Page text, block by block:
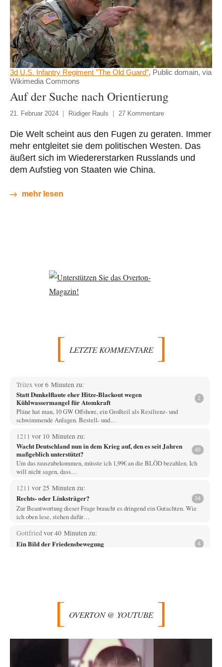
3d U.S. Infantry Regiment "The Old Guard", Public domain, via
Wikimedia Commons
Auf der Suche nach Orientierung
21. Februar 2024 Rüdiger Rauls 27 Kommentare
Die Welt scheint aus den Fugen zu geraten. Immer
mehr entgleitet sie dem politischen Westen. Das
äußert sich im Wiedererstarken Russlands und
dem Aufstieg von Staaten wie China.
mehr lesen
LETZTE KOMMENTARE
Trilex vor 6 Minuten zu:
Statt Dunkelflaute eher Hitze-Blackout wegen
Kühlwassermangel für Atomkraft
2
Pläne hat man, 10 GW Offshore, ein Großteil als Resilienz- und
schwimmende Anlagen. Bestell- und…
1211 vor 10 Minuten zu:
Wacht Deutschland nun in dem Krieg auf, den es seit Jahren
maßgeblich unterstützt?
40
Um das rauszubekommen, müsste ich 1,99€ an die BLÖD bezahlen. Ich
will nicht sagen, dass…
1211 vor 25 Minuten zu:
Rechts- oder Linksträger? 34
Zur Beantwortung dieser Frage braucht es dringend ein Gutachten. Wie
ich oben lese, stehen dafür…
Gottfriedvor 40 Minuten zu:
Ein Bild der Friedensbewegung 4
Hallo venice im Link unten gibt es einen Screenshot vielleicht ist es der
Helmut Schelsky – Der Mann, der den Marxismus überlebte 32
Über politische Strategien kann ich nichts sagen. Man müsste tatsächlich
organisierte gesellschaftliche Kräfte am Werk…
OVERTON @ YOUTUBE